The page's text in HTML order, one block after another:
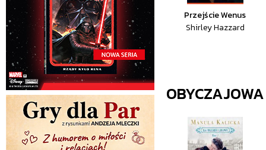
Przejście Wenus
Shirley Hazzard
OBYCZAJOWA